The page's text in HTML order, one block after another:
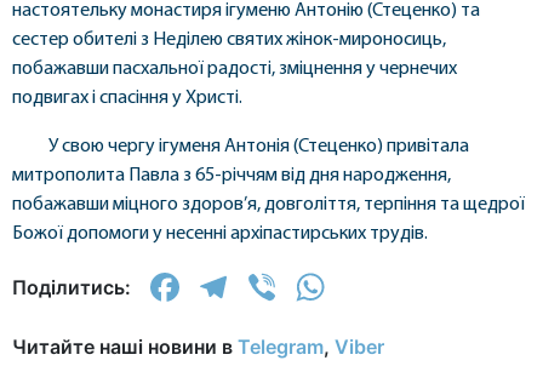
настоятельку монастиря ігуменю Антонію (Стеценко) та
сестер обителі з Недiлею святих жінок-мироносиць,
побажавши пасхальної радості, зміцнення у чернечих
подвигах і спасіння у Христі.
У свою чергу ігуменя Антонія (Стеценко) привітала
митрополита Павла з 65-річчям від дня народження,
побажавши міцного здоров’я, довголіття, терпіння та щедрої
Божої допомоги у несенні архіпастирських трудів.
Поділитись: Facebook
Telegram
Viber
Читайте наші новини в Telegram, Viber